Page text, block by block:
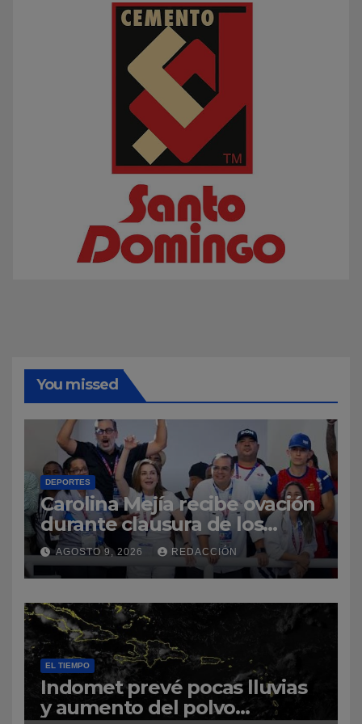
You missed
DEPORTES
Carolina Mejía recibe ovación
durante clausura de los
Juegos Centroamericanos y
del Caribe Santo Domingo
2026
AGOSTO 9, 2026 REDACCIÓN
EL TIEMPO
Indomet prevé pocas lluvias
y aumento del polvo